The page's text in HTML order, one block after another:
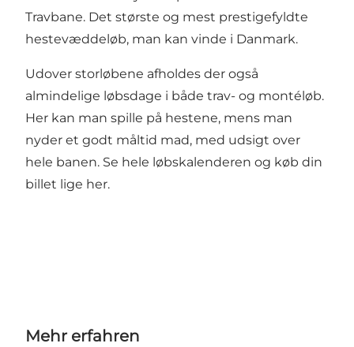
Travbane. Det største og mest prestigefyldte
hestevæddeløb, man kan vinde i Danmark.
Udover storløbene afholdes der også
almindelige løbsdage i både trav- og montéløb.
Her kan man spille på hestene, mens man
nyder et godt måltid mad, med udsigt over
hele banen. Se hele løbskalenderen og køb din
billet lige her.
Mehr erfahren